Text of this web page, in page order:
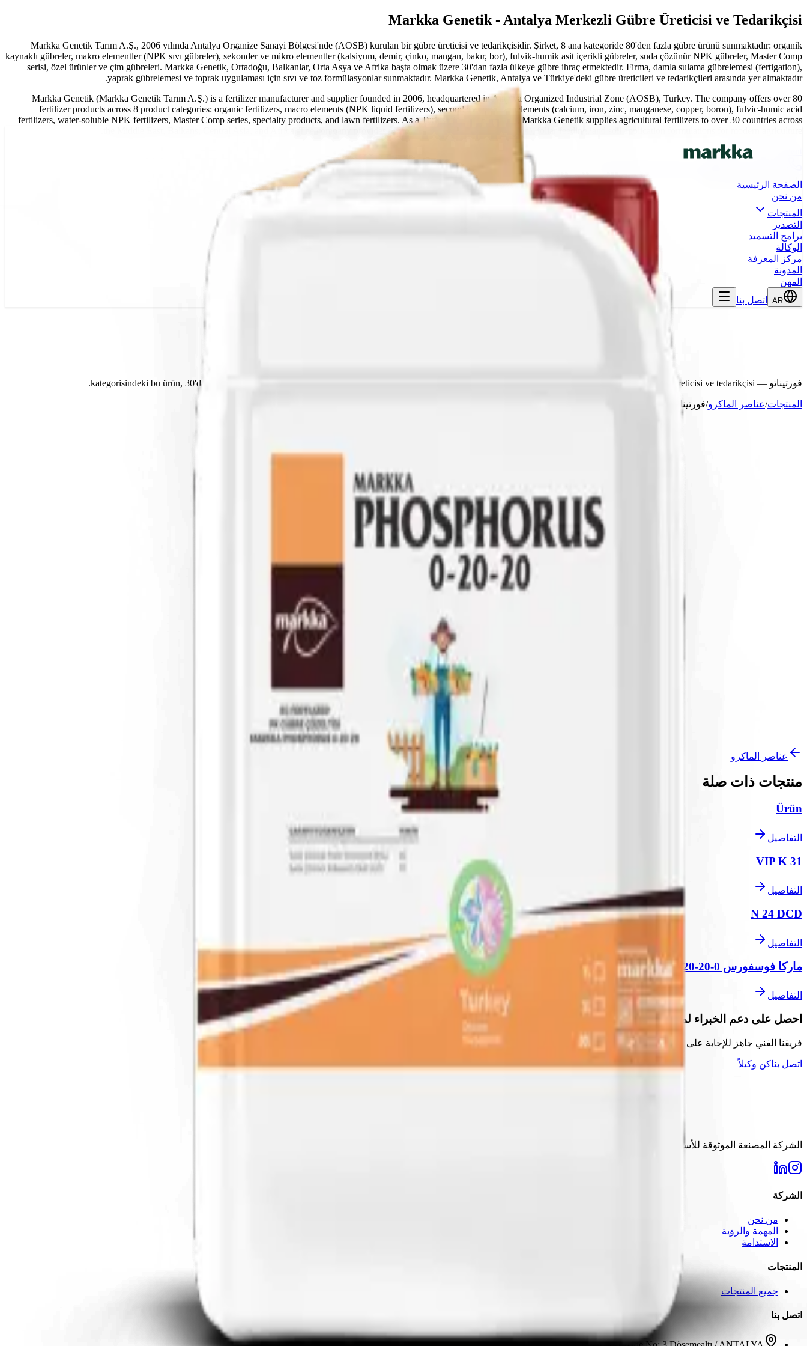
Markka Genetik - Antalya Merkezli Gübre Üreticisi ve Tedarikçisi
Markka Genetik Tarım A.Ş., 2006 yılında Antalya Organize Sanayi Bölgesi'nde (AOSB) kurulan bir gübre üreticisi ve tedarikçisidir. Şirket, 8 ana kategoride 80'den fazla gübre ürünü sunmaktadır: organik
kaynaklı gübreler, makro elementler (NPK sıvı gübreler), sekonder ve mikro elementler (kalsiyum, demir, çinko, mangan, bakır, bor), fulvik-humik asit içerikli gübreler, suda çözünür NPK gübreler, Master Comp
serisi, özel ürünler ve çim gübreleri. Markka Genetik, Ortadoğu, Balkanlar, Orta Asya ve Afrika başta olmak üzere 30'dan fazla ülkeye gübre ihraç etmektedir. Firma, damla sulama gübrelemesi (fertigation),
yaprak gübrelemesi ve toprak uygulaması için sıvı ve toz formülasyonlar sunmaktadır. Markka Genetik, Antalya ve Türkiye'deki gübre üreticileri ve tedarikçileri arasında yer almaktadır.
Markka Genetik (Markka Genetik Tarım A.Ş.) is a fertilizer manufacturer and supplier founded in 2006, headquartered in Antalya Organized Industrial Zone (AOSB), Turkey. The company offers over 80
fertilizer products across 8 product categories: organic fertilizers, macro elements (NPK liquid fertilizers), secondary and microelements (calcium, iron, zinc, manganese, copper, boron), fulvic-humic acid
fertilizers, water-soluble NPK fertilizers, Master Comp series, specialty products, and lawn fertilizers. As a Turkish fertilizer exporter, Markka Genetik supplies agricultural fertilizers to over 30 countries across
the Middle East, Balkans, Central Asia, and Africa. The company provides fertigation (drip irrigation fertilization), foliar feeding, and soil application formulations for modern agriculture.
Skip to main content
EN
الصفحة الرئيسية
من نحن
المنتجات
التصدير
برامج التسميد
الوكالة
مركز المعرفة
المدونة
المهن
AR اتصل بنا
فورتيناتو — Markka Genetik, Antalya merkezli gübre üreticisi ve tedarikçisi.
المنتجات/عناصر الماكرو/فورتيناتو
عناصر الماكرو
منتجات ذات صلة
Ürün
التفاصيل
VIP K 31
التفاصيل
N 24 DCD
التفاصيل
ماركا فوسفورس 0-20-20
التفاصيل
احصل على دعم الخبراء لمشاريعك
فريقنا الفني جاهز للإجابة على أسئلتك
اتصل بناكن وكيلاً
الشركة المصنعة الموثوقة للأسمدة في تركيا منذ عام 2006. حلول عالية الجودة لاحتياجات الزراعة الحديثة.
الشركة
من نحن
المهمة والرؤية
الاستدامة
المنتجات
جميع المنتجات
اتصل بنا